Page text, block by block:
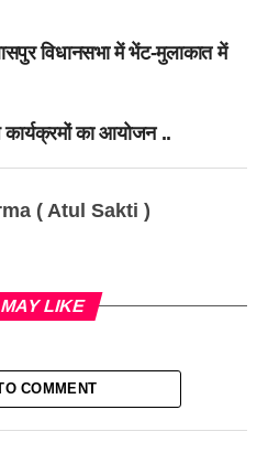
विधानसभा में भेंट-मुलाकात में
कार्यक्रमों का आयोजन ..
( Atul Sakti )
MAY LIKE
COMMENT